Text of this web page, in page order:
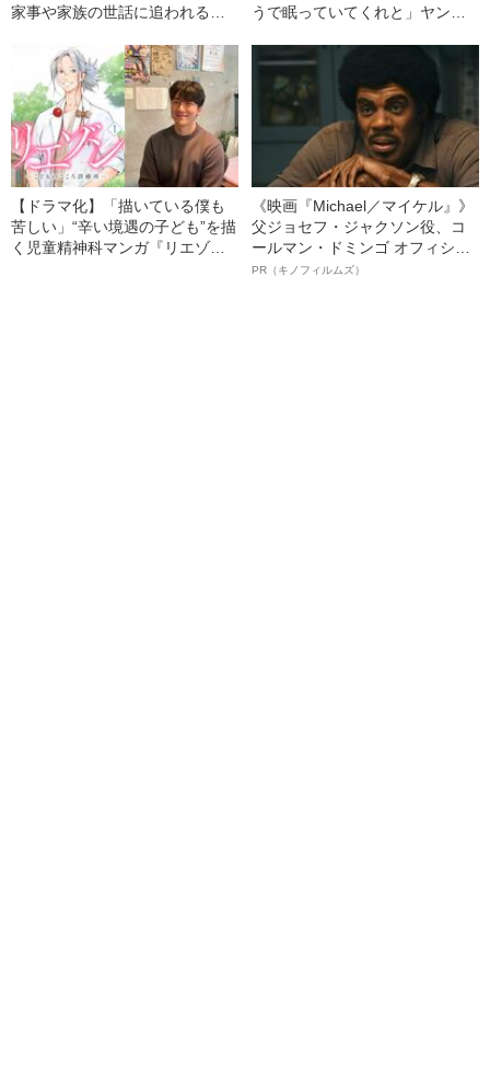
家事や家族の世話に追われる、
うで眠っていてくれと」ヤング
た、千鳥ノブの“衝撃的な一言”
【ドラマ化】「描いている僕も
苦しい」“辛い境遇の子ども”を描
く児童精神科マンガ『リエゾ
《映画『Michael／マイケル』》
父ジョセフ・ジャクソン役、コ
ールマン・ドミンゴ オフィシャ
ルインタビュー“観客を魅了した
PR（キノフィルムズ）